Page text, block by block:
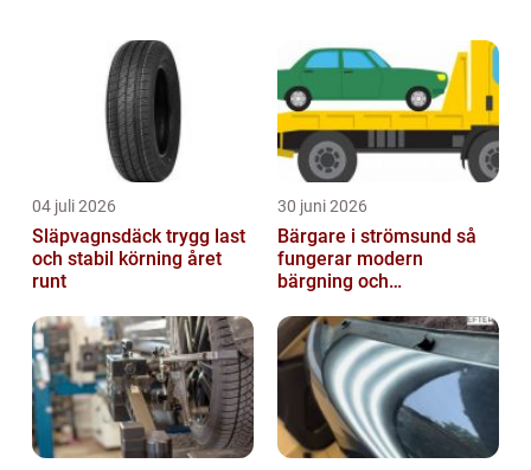
maximera bränsleeffektiviteten och minska
utslä...
04 juli 2026
Släpvagnsdäck trygg last
och stabil körning året
runt
30 juni 2026
Bärgare i strömsund så
fungerar modern
bärgning och